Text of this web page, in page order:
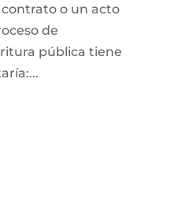
o un acto
de
pública tiene